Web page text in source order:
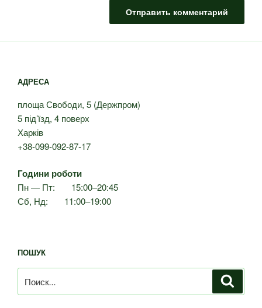
АДРЕСА
площа Свободи, 5 (Держпром)
5 під’їзд, 4 поверх
Харків
+38-099-092-87-17
Години роботи
Пн — Пт: 15:00–20:45
Сб, Нд: 11:00–19:00
ПОШУК